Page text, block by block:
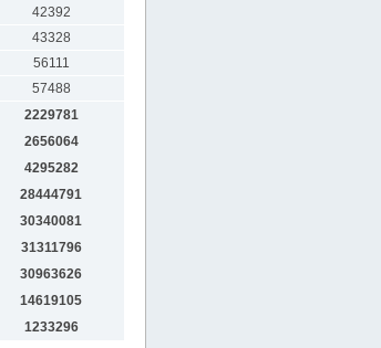
42392
43328
56111
57488
2229781
2656064
4295282
28444791
30340081
31311796
30963626
14619105
1233296